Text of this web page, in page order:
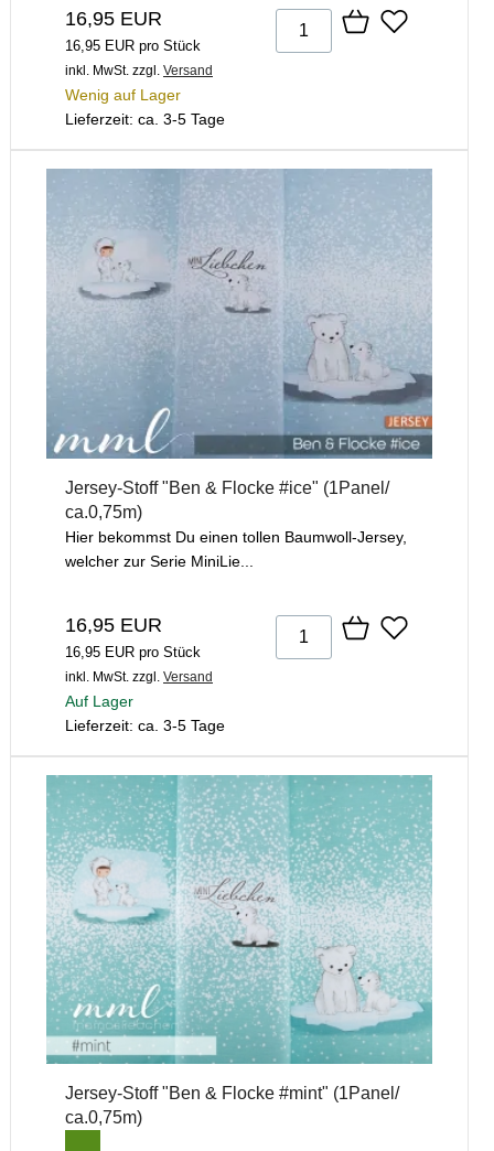
16,95 EUR
16,95 EUR pro Stück
inkl. MwSt. zzgl. Versand
Wenig auf Lager
Lieferzeit: ca. 3-5 Tage
Jersey-Stoff "Ben & Flocke #ice" (1Panel/
ca.0,75m)
Hier bekommst Du einen tollen Baumwoll-Jersey,
welcher zur Serie MiniLie...
16,95 EUR
16,95 EUR pro Stück
inkl. MwSt. zzgl. Versand
Auf Lager
Lieferzeit: ca. 3-5 Tage
Jersey-Stoff "Ben & Flocke #mint" (1Panel/
ca.0,75m)